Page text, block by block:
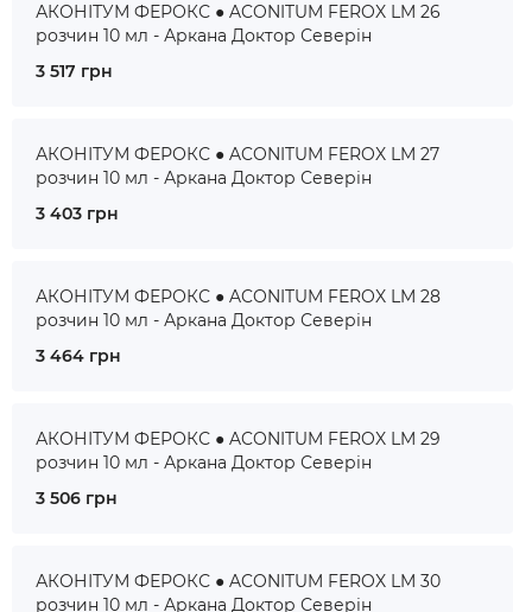
АКОНІТУМ ФЕРОКС ● ACONITUM FEROX LM 26
розчин 10 мл - Аркана Доктор Северін
3 517 грн
АКОНІТУМ ФЕРОКС ● ACONITUM FEROX LM 27
розчин 10 мл - Аркана Доктор Северін
3 403 грн
АКОНІТУМ ФЕРОКС ● ACONITUM FEROX LM 28
розчин 10 мл - Аркана Доктор Северін
3 464 грн
АКОНІТУМ ФЕРОКС ● ACONITUM FEROX LM 29
розчин 10 мл - Аркана Доктор Северін
3 506 грн
АКОНІТУМ ФЕРОКС ● ACONITUM FEROX LM 30
розчин 10 мл - Аркана Доктор Северін